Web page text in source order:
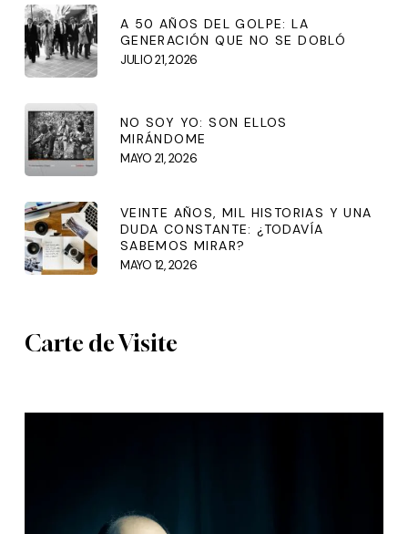
A 50 AÑOS DEL GOLPE: LA
GENERACIÓN QUE NO SE DOBLÓ
JULIO 21, 2026
NO SOY YO: SON ELLOS
MIRÁNDOME
MAYO 21, 2026
VEINTE AÑOS, MIL HISTORIAS Y UNA
DUDA CONSTANTE: ¿TODAVÍA
SABEMOS MIRAR?
MAYO 12, 2026
Carte de Visite